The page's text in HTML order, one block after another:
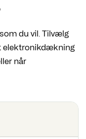
du vil. Tilvælg
elektronikdækning
når